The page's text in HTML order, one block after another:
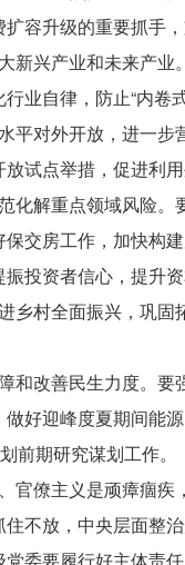
容升级的重要抓手
兴产业和未来产业
业自律，防止“内卷
对外开放，进一步
试点举措，促进利
解重点领域风险。
交房工作，加快构
投资者信心，提升资
村全面振兴，巩固
改善民生力度。要
好迎峰度夏期间能
前期研究谋划工作。
僚主义是顽瘴痼疾
不放，中央层面整
委要履行好主体责